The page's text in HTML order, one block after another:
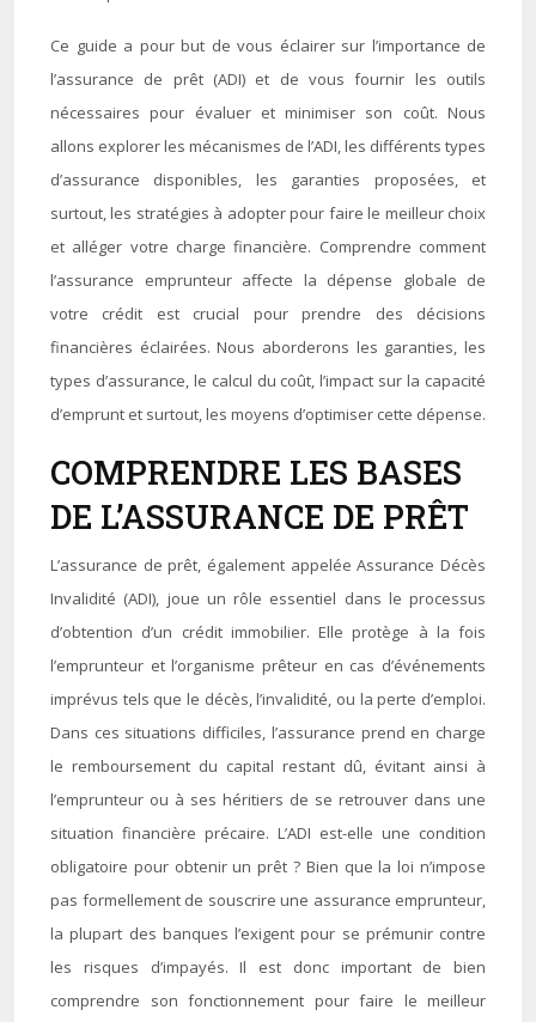
Ce guide a pour but de vous éclairer sur l’importance de
l’assurance de prêt (ADI) et de vous fournir les outils
nécessaires pour évaluer et minimiser son coût. Nous
allons explorer les mécanismes de l’ADI, les différents types
d’assurance disponibles, les garanties proposées, et
surtout, les stratégies à adopter pour faire le meilleur choix
et alléger votre charge financière. Comprendre comment
l’assurance emprunteur affecte la dépense globale de
votre crédit est crucial pour prendre des décisions
financières éclairées. Nous aborderons les garanties, les
types d’assurance, le calcul du coût, l’impact sur la capacité
d’emprunt et surtout, les moyens d’optimiser cette dépense.
COMPRENDRE LES BASES
DE L’ASSURANCE DE PRÊT
L’assurance de prêt, également appelée Assurance Décès
Invalidité (ADI), joue un rôle essentiel dans le processus
d’obtention d’un crédit immobilier. Elle protège à la fois
l’emprunteur et l’organisme prêteur en cas d’événements
imprévus tels que le décès, l’invalidité, ou la perte d’emploi.
Dans ces situations difficiles, l’assurance prend en charge
le remboursement du capital restant dû, évitant ainsi à
l’emprunteur ou à ses héritiers de se retrouver dans une
situation financière précaire. L’ADI est-elle une condition
obligatoire pour obtenir un prêt ? Bien que la loi n’impose
pas formellement de souscrire une assurance emprunteur,
la plupart des banques l’exigent pour se prémunir contre
les risques d’impayés. Il est donc important de bien
comprendre son fonctionnement pour faire le meilleur